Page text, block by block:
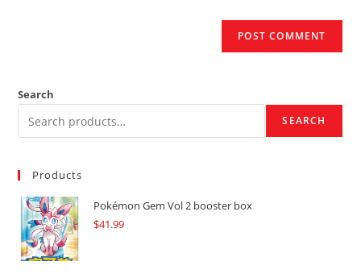
Search
SEARCH
Products
Pokémon Gem Vol 2 booster box
$41.99